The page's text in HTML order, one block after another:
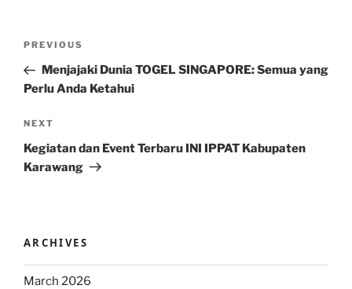
Previous
Post
PREVIOUS
Menjajaki Dunia TOGEL SINGAPORE: Semua yang
Perlu Anda Ketahui
Next
Post
NEXT
Kegiatan dan Event Terbaru INI IPPAT Kabupaten
Karawang
ARCHIVES
March 2026